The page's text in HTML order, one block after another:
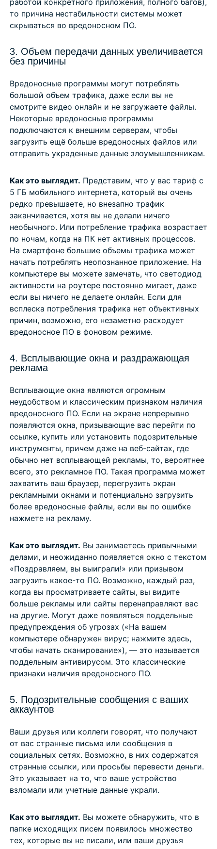
работой конкретного приложения, полного багов),
то причина нестабильности системы может
скрываться во вредоносном ПО.
3. Объем передачи данных увеличивается
без причины
Вредоносные программы могут потреблять
большой объем трафика, даже если вы не
смотрите видео онлайн и не загружаете файлы.
Некоторые вредоносные программы
подключаются к внешним серверам, чтобы
загрузить ещё больше вредоносных файлов или
отправить украденные данные злоумышленникам.
Как это выглядит. Представим, что у вас тариф с
5 ГБ мобильного интернета, который вы очень
редко превышаете, но внезапно трафик
заканчивается, хотя вы не делали ничего
необычного. Или потребление трафика возрастает
по ночам, когда на ПК нет активных процессов.
На смартфоне большие объемы трафика может
начать потреблять неопознанное приложение. На
компьютере вы можете замечать, что светодиод
активности на роутере постоянно мигает, даже
если вы ничего не делаете онлайн. Если для
всплеска потребления трафика нет объективных
причин, возможно, его незаметно расходует
вредоносное ПО в фоновом режиме.
4. Всплывающие окна и раздражающая
реклама
Всплывающие окна являются огромным
неудобством и классическим признаком наличия
вредоносного ПО. Если на экране непрерывно
появляются окна, призывающие вас перейти по
ссылке, купить или установить подозрительные
инструменты, причем даже на веб-сайтах, где
обычно нет всплывающей рекламы, то, вероятнее
всего, это рекламное ПО. Такая программа может
захватить ваш браузер, перегрузить экран
рекламными окнами и потенциально загрузить
более вредоносные файлы, если вы по ошибке
нажмете на рекламу.
Как это выглядит. Вы занимаетесь привычными
делами, и неожиданно появляется окно с текстом
«Поздравляем, вы выиграли!» или призывом
загрузить какое-то ПО. Возможно, каждый раз,
когда вы просматриваете сайты, вы видите
больше рекламы или сайты перенаправляют вас
на другие. Могут даже появляться поддельные
предупреждения об угрозах («На вашем
компьютере обнаружен вирус; нажмите здесь,
чтобы начать сканирование»), — это называется
поддельным антивирусом. Это классические
признаки наличия вредоносного ПО.
5. Подозрительные сообщения с ваших
аккаунтов
Ваши друзья или коллеги говорят, что получают
от вас странные письма или сообщения в
социальных сетях. Возможно, в них содержатся
странные ссылки, или просьбы перевести деньги.
Это указывает на то, что ваше устройство
взломали или учетные данные украли.
Как это выглядит. Вы можете обнаружить, что в
папке исходящих писем появилось множество
тех, которые вы не писали, или ваши друзья